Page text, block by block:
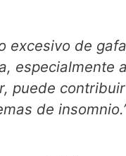
excesivo de
especialmente
puede
de